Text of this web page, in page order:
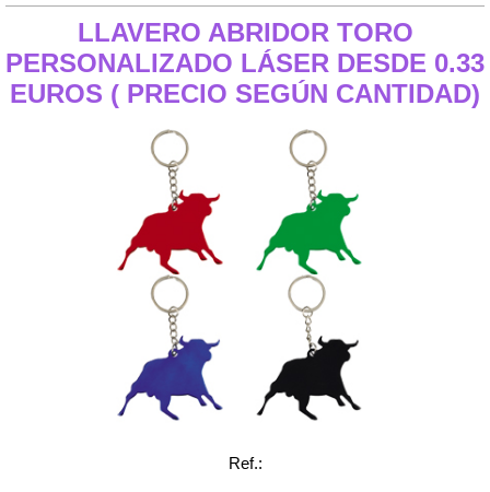
LLAVERO ABRIDOR TORO
PERSONALIZADO LÁSER DESDE 0.33
EUROS ( PRECIO SEGÚN CANTIDAD)
Ref.: